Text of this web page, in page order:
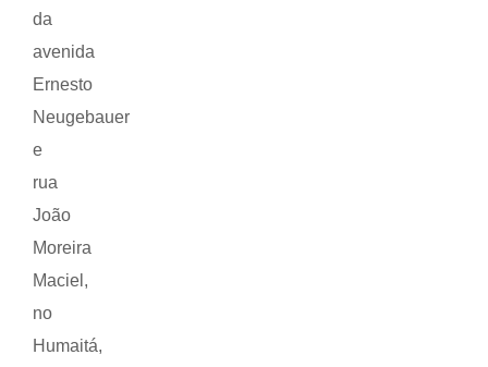
da
avenida
Ernesto
Neugebauer
e
rua
João
Moreira
Maciel,
no
Humaitá,